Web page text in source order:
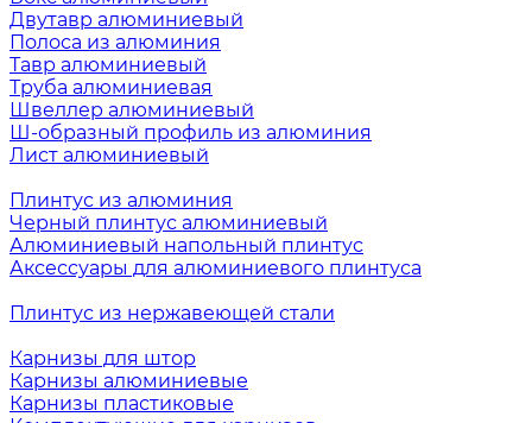
Двутавр алюминиевый
Полоса из алюминия
Тавр алюминиевый
Труба алюминиевая
Швеллер алюминиевый
Ш-образный профиль из алюминия
Лист алюминиевый
Плинтус из алюминия
Черный плинтус алюминиевый
Алюминиевый напольный плинтус
Аксессуары для алюминиевого плинтуса
Плинтус из нержавеющей стали
Карнизы для штор
Карнизы алюминиевые
Карнизы пластиковые